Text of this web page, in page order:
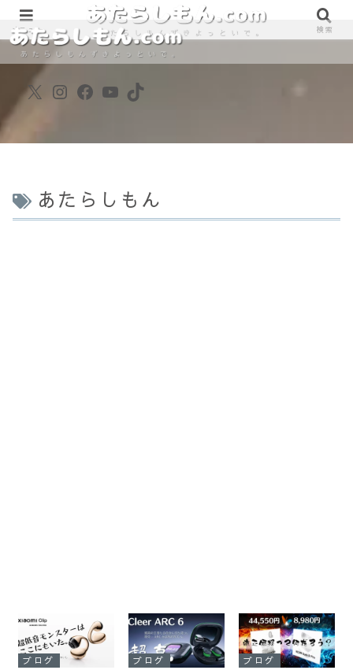
890861698 890861698
X Instagram
Facebook
YouTube
あたらしもん
ブログ ブログ ブログ
メニュー 検索